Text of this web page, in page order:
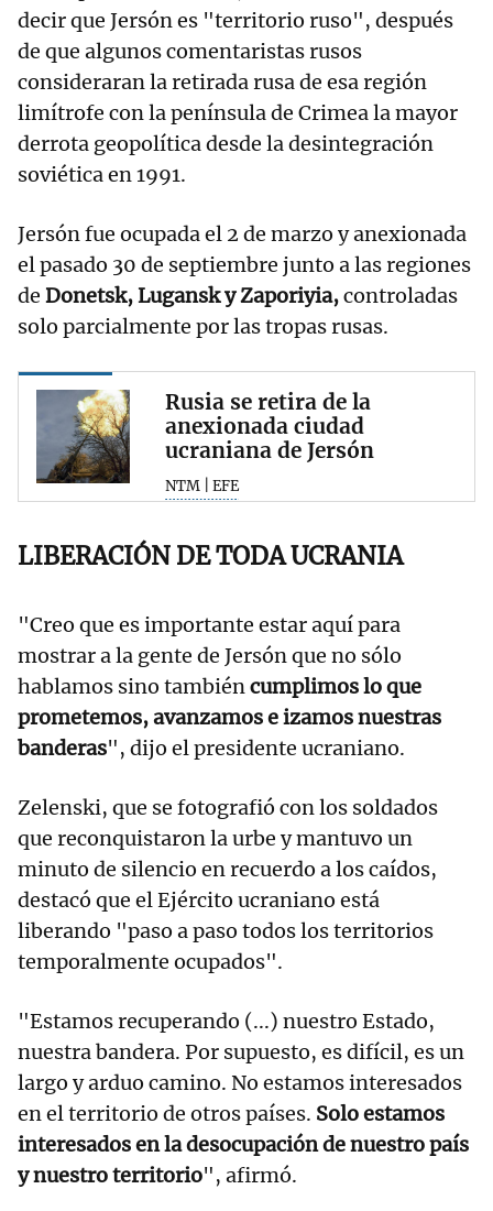
decir que Jersón es "territorio ruso", después
de que algunos comentaristas rusos
consideraran la retirada rusa de esa región
limítrofe con la península de Crimea la mayor
derrota geopolítica desde la desintegración
soviética en 1991.
Jersón fue ocupada el 2 de marzo y anexionada
el pasado 30 de septiembre junto a las regiones
de Donetsk, Lugansk y Zaporiyia,controladas
solo parcialmente por las tropas rusas.
Rusia se retira de la
anexionada ciudad
ucraniana de Jersón
NTM | EFE
LIBERACIÓN DE TODA UCRANIA
"Creo que es importante estar aquí para
mostrar a la gente de Jersón que no sólo
hablamos sino tambiéncumplimos lo que
prometemos, avanzamos e izamos nuestras
banderas", dijo el presidente ucraniano.
Zelenski, que se fotografió con los soldados
que reconquistaron la urbe y mantuvo un
minuto de silencio en recuerdo a los caídos,
destacó que el Ejército ucraniano está
liberando "paso a paso todos los territorios
temporalmente ocupados".
"Estamos recuperando (...) nuestro Estado,
nuestra bandera. Por supuesto, es difícil, es un
largo y arduo camino. No estamos interesados
en el territorio de otros países. Solo estamos
interesados en la desocupación de nuestro país
y nuestro territorio", afirmó.